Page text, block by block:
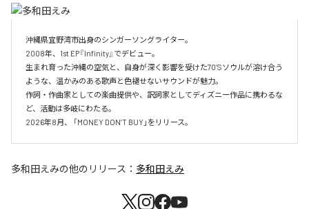
沖縄県宜野湾市出身のシンガーソングライター。
2008年、1st EP『Infinity』でデビュー。
生まれ育った沖縄の空気と、自身が深く影響を受けた70’Sソウルが溶け合う
ような、温かみのある歌声と色褪せないサウンドが魅力。
作詞・作曲家としての楽曲提供や、訳詞家としてディズニー作品に携わるな
ど、活動は多岐にわたる。
2026年8月、 「MONEY DON’T BUY」をリリース。
多和田えみの他のリリース： 多和田えみ